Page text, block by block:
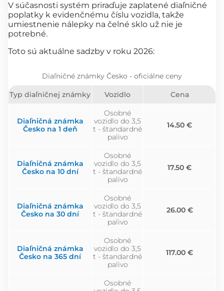
V súčasnosti systém priraďuje zaplatené diaľničné
poplatky k evidenčnému číslu vozidla, takže
umiestnenie nálepky na čelné sklo už nie je
potrebné.
Toto sú aktuálne sadzby v roku 2026:
Diaľničné známky Česko - oficiálne ceny
Typ diaľničnej známky Vozidlo Cena
Diaľničná známka
Česko na 1 deň
Osobné
vozidlo do 3,5
t - štandardné
palivo
14.50 €
Diaľničná známka
Česko na 10 dní
Osobné
vozidlo do 3,5
t - štandardné
palivo
17.50 €
Diaľničná známka
Česko na 30 dní
Osobné
vozidlo do 3,5
t - štandardné
palivo
26.00 €
Diaľničná známka
Česko na 365 dní
Osobné
vozidlo do 3,5
t - štandardné
palivo
117.00 €
Osobné